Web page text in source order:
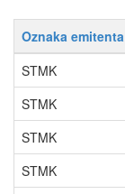
Oznaka emitenta
STMK
STMK
STMK
STMK